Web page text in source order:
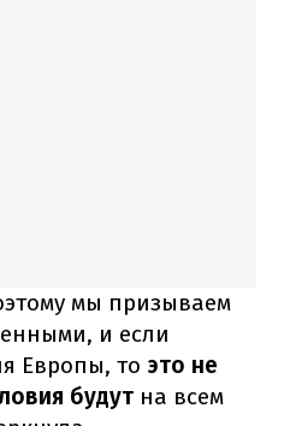
мы призываем
и если
Европы, то это не
будут на всем